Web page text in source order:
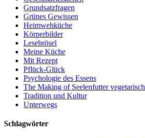
Grundsatzfragen
Grünes Gewissen
Heimwehküche
Körperbilder
Lesebrösel
Meine Küche
Mit Rezept
Pflück-Glück
Psychologie des Essens
The Making of Seelenfutter vegetarisch
Tradition und Kultur
Unterwegs
Schlagwörter